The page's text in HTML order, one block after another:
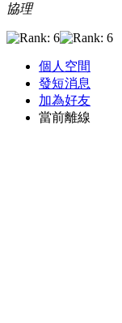
協理
個人空間
發短消息
加為好友
當前離線